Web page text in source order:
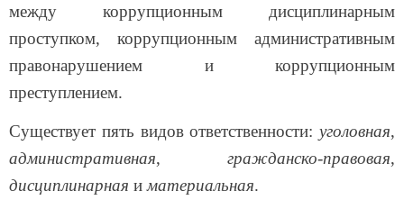
между коррупционным дисциплинарным
проступком, коррупционным административным
правонарушением и коррупционным
преступлением.
Существует пять видов ответственности: уголовная,
административная, гражданско-правовая,
дисциплинарная иматериальная.